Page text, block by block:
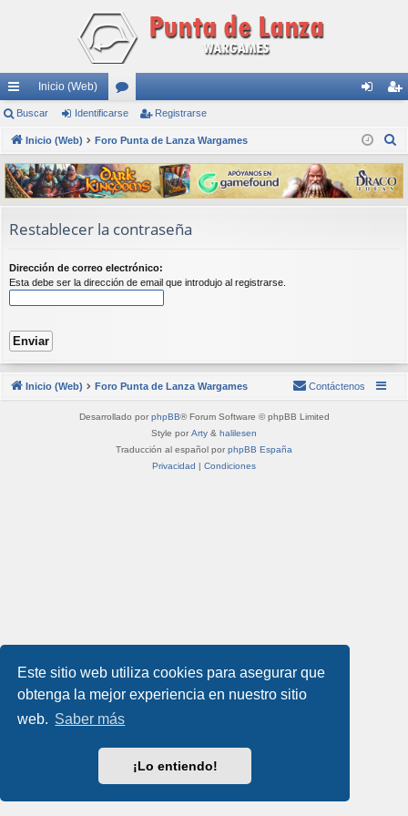
Este sitio web utiliza cookies para asegurar que
obtenga la mejor experiencia en nuestro sitio
web. Saber más
¡Lo entiendo!
nl
ac
es
rá
pi
s
Inicio (Web)
or
os nti
fic
ar
ist
ra
rs
Buscar Identificarse Registrarse
Inicio (Web) Foro Punta de Lanza Wargames
s
c
Restablecer la contraseña
Dirección de correo electrónico:
Esta debe ser la dirección de email que introdujo al registrarse.
Inicio (Web) Foro Punta de Lanza Wargames Contáctenos
Desarrollado por phpBB® Forum Software © phpBB Limited
Style por Arty & halilesen
Traducción al español por phpBB España
Privacidad
Condiciones